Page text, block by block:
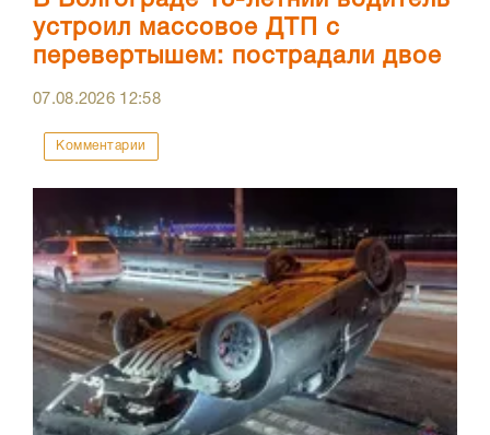
устроил массовое ДТП с
перевертышем: пострадали двое
07.08.2026 12:58
Комментарии